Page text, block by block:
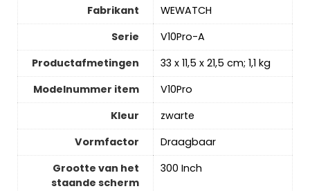
Fabrikant
‎WEWATCH
Serie
‎V10Pro-A
Productafmetingen
‎33 x 11,5 x 21,5 cm; 1,1 kg
Modelnummer item
‎V10Pro
Kleur
‎zwarte
Vormfactor
‎Draagbaar
Grootte van het
staande scherm
‎300 Inch